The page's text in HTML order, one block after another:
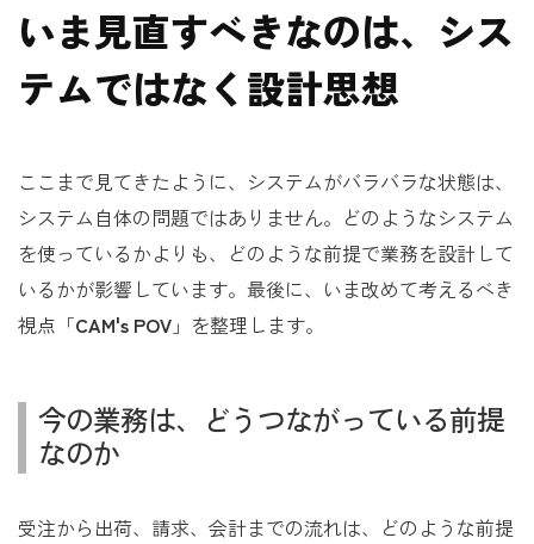
いま見直すべきなのは、シス
テムではなく設計思想
ここまで見てきたように、システムがバラバラな状態は、
システム自体の問題ではありません。どのようなシステム
を使っているかよりも、どのような前提で業務を設計して
いるかが影響しています。最後に、いま改めて考えるべき
視点「CAM's POV 」を整理します。
今の業務は、どうつながっている前提
なのか
受注から出荷、請求、会計までの流れは、どのような前提